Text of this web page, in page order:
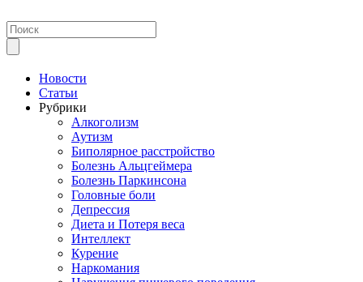
Новости
Статьи
Рубрики
Алкоголизм
Аутизм
Биполярное расстройство
Болезнь Альцгеймера
Болезнь Паркинсона
Головные боли
Депрессия
Диета и Потеря веса
Интеллект
Курение
Наркомания